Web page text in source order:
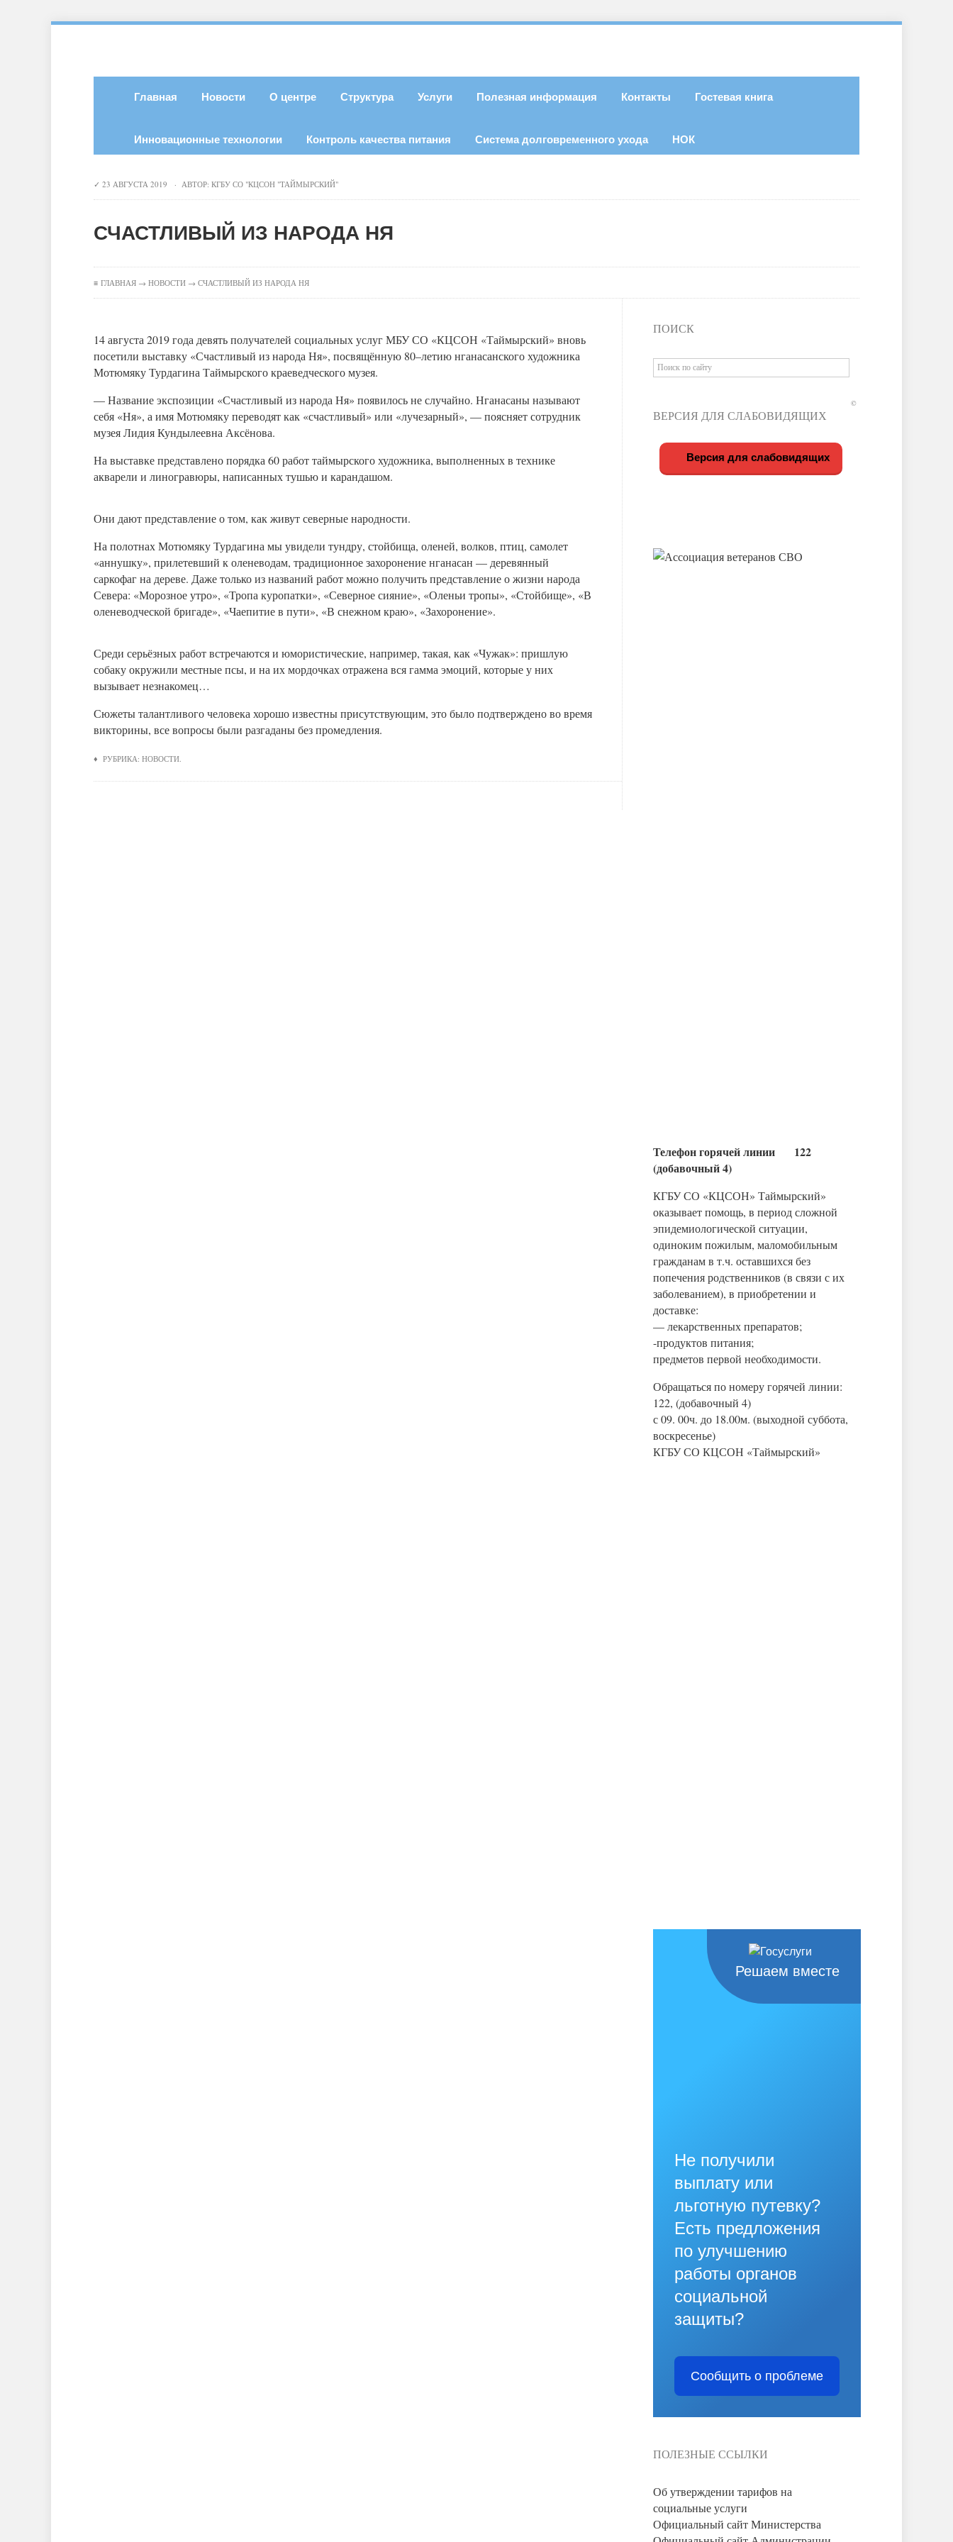
Главная Новости О центре Структура Услуги Полезная информация Контакты Гостевая книга
Инновационные технологии Контроль качества питания Система долговременного ухода НОК
23 АВГУСТА 2019 · АВТОР: КГБУ СО "КЦСОН "ТАЙМЫРСКИЙ"
СЧАСТЛИВЫЙ ИЗ НАРОДА НЯ
≡ ГЛАВНАЯ → НОВОСТИ → СЧАСТЛИВЫЙ ИЗ НАРОДА НЯ
14 августа 2019 года девять получателей социальных услуг МБУ СО «КЦСОН «Таймырский» вновь
посетили выставку «Счастливый из народа Ня», посвящённую 80–летию нганасанского художника
Мотюмяку Турдагина Таймырского краеведческого музея.
— Название экспозиции «Счастливый из народа Ня» появилось не случайно. Нганасаны называют
себя «Ня», а имя Мотюмяку переводят как «счастливый» или «лучезарный», — поясняет сотрудник
музея Лидия Кундылеевна Аксёнова.
На выставке представлено порядка 60 работ таймырского художника, выполненных в технике
акварели и линогравюры, написанных тушью и карандашом.
Они дают представление о том, как живут северные народности.
На полотнах Мотюмяку Турдагина мы увидели тундру, стойбища, оленей, волков, птиц, самолет
«аннушку», прилетевший к оленеводам, традиционное захоронение нганасан — деревянный
саркофаг на дереве. Даже только из названий работ можно получить представление о жизни народа
Севера: «Морозное утро», «Тропа куропатки», «Северное сияние», «Оленьи тропы», «Стойбище», «В
оленеводческой бригаде», «Чаепитие в пути», «В снежном краю», «Захоронение».
Среди серьёзных работ встречаются и юмористические, например, такая, как «Чужак»: пришлую
собаку окружили местные псы, и на их мордочках отражена вся гамма эмоций, которые у них
вызывает незнакомец…
Сюжеты талантливого человека хорошо известны присутствующим, это было подтверждено во время
викторины, все вопросы были разгаданы без промедления.
♦ РУБРИКА: НОВОСТИ.
ПОИСК
ВЕРСИЯ ДЛЯ СЛАБОВИДЯЩИХ
Версия для слабовидящих
Телефон горячей линии 122
(добавочный 4)
КГБУ СО «КЦСОН» Таймырский»
оказывает помощь, в период сложной
эпидемиологической ситуации,
одиноким пожилым, маломобильным
гражданам в т.ч. оставшихся без
попечения родственников (в связи с их
заболеванием), в приобретении и
доставке:
— лекарственных препаратов;
-продуктов питания;
предметов первой необходимости.
Обращаться по номеру горячей линии:
122, (добавочный 4)
с 09. 00ч. до 18.00м. (выходной суббота,
воскресенье)
КГБУ СО КЦСОН «Таймырский»
Решаем вместе
Не получили
выплату или
льготную путевку?
Есть предложения
по улучшению
работы органов
социальной
защиты?
Сообщить о проблеме
ПОЛЕЗНЫЕ ССЫЛКИ
Об утверждении тарифов на
социальные услуги
Официальный сайт Министерства
©